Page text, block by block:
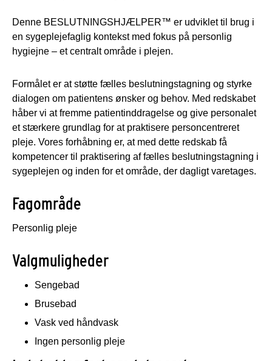
Denne BESLUTNINGSHJÆLPER™ er udviklet til brug i
en sygeplejefaglig kontekst med fokus på personlig
hygiejne – et centralt område i plejen.
Formålet er at støtte fælles beslutningstagning og styrke
dialogen om patientens ønsker og behov. Med redskabet
håber vi at fremme patientinddragelse og give personalet
et stærkere grundlag for at praktisere personcentreret
pleje. Vores forhåbning er, at med dette redskab få
kompetencer til praktisering af fælles beslutningstagning i
sygeplejen og inden for et område, der dagligt varetages.
Fagområde
Personlig pleje
Valgmuligheder
Sengebad
Brusebad
Vask ved håndvask
Ingen personlig pleje